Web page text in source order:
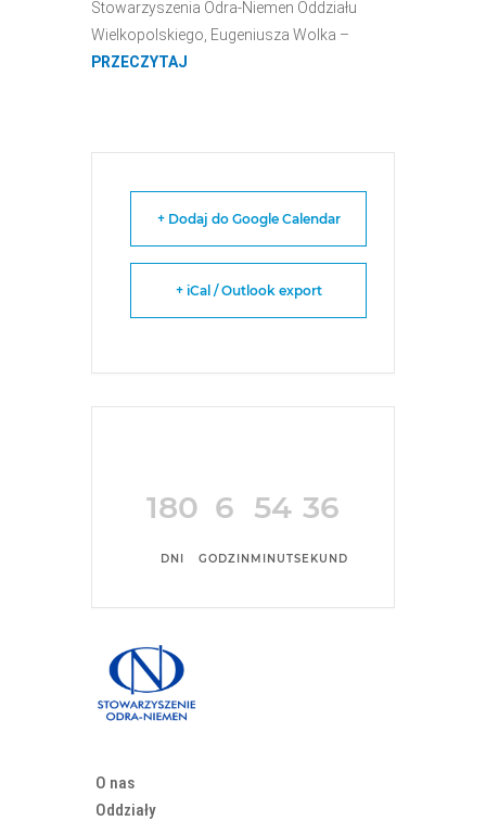
Stowarzyszenia Odra-Niemen Oddziału
Wielkopolskiego, Eugeniusza Wolka –
PRZECZYTAJ
+ Dodaj do Google Calendar
+ iCal / Outlook export
180
DNI
6
GODZIN
54
MINUT
36
SEKUND
O nas
Oddziały